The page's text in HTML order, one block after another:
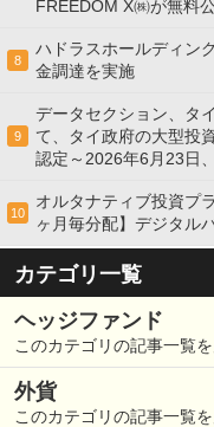
FREEDOM X㈱が無料
8
ハドラスホールディン
金調達を実施
9
データセクション、タ
て、タイ政府の大型投
認定～2026年6月23日
10
オルタナティブ投資プ
ヶ月毎分配】デジタル
カテゴリ一覧
ヘッジファンド
このカテゴリの記事一覧
外貨
このカテゴリの記事一覧